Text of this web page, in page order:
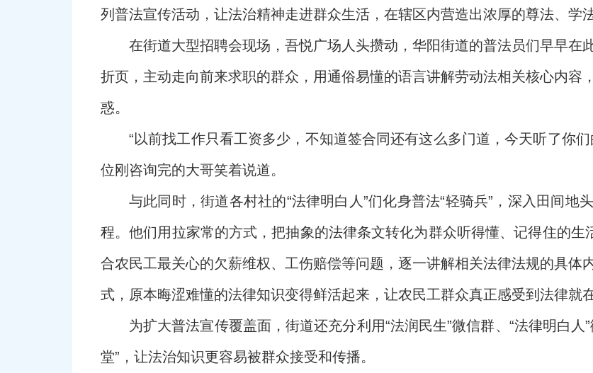
列普法宣传活动，让法治精神走进群众生活，在辖区内营造出浓厚的尊法、学
在街道大型招聘会现场，吾悦广场人头攒动，华阳街道的普法员们早早在
折页，主动走向前来求职的群众，用通俗易懂的语言讲解劳动法相关核心内容
惑。
“以前找工作只看工资多少，不知道签合同还有这么多门道，今天听了你
位刚咨询完的大哥笑着说道。
与此同时，街道各村社的“法律明白人”们化身普法“轻骑兵”，深入田间地
程。他们用拉家常的方式，把抽象的法律条文转化为群众听得懂、记得住的生
合农民工最关心的欠薪维权、工伤赔偿等问题，逐一讲解相关法律法规的具体
式，原本晦涩难懂的法律知识变得鲜活起来，让农民工群众真正感受到法律就在
为扩大普法宣传覆盖面，街道还充分利用“法润民生”微信群、“法律明白
堂”，让法治知识更容易被群众接受和传播。